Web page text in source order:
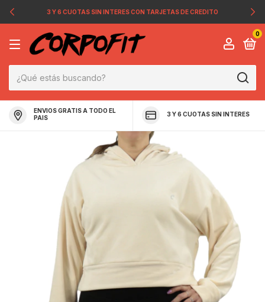
3 Y 6 CUOTAS SIN INTERES CON TARJETAS DE CREDITO
0
ENVIOS GRATIS A TODO EL
PAIS
3 Y 6 CUOTAS SIN INTERES